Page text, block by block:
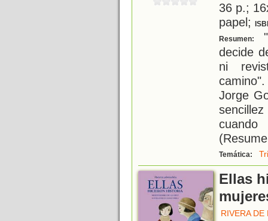
36 p.;
papel;
Resumen:
decide
ni
Jorge
Temática:
Ellas
RIVERA DE